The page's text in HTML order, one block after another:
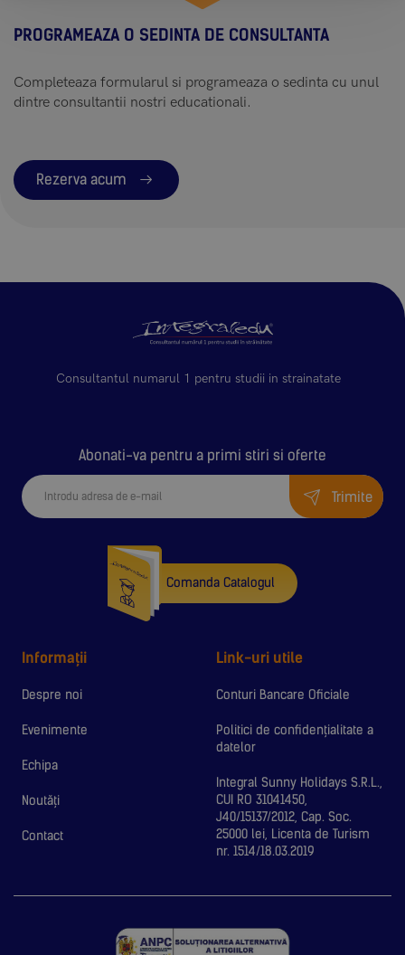
PROGRAMEAZA O SEDINTA DE CONSULTANTA
Completeaza formularul si programeaza o sedinta cu unul
dintre consultantii nostri educationali.
Rezerva acum
Consultantul numarul 1 pentru studii in strainatate
Informații
Despre noi
Evenimente
Echipa
Noutăți
Contact
Link-uri utile
Conturi Bancare Oficiale
Politici de confidențialitate a
datelor
Integral Sunny Holidays S.R.L.,
CUI RO 31041450,
J40/15137/2012, Cap. Soc.
25000 lei, Licenta de Turism
nr. 1514/18.03.2019
Abonati-va pentru a primi stiri si oferte
Trimite
Comanda Catalogul